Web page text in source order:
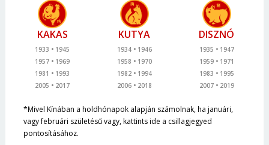
KAKAS
1933
1945
1957
1969
1981
1993
2005
2017
KUTYA
1934
1946
1958
1970
1982
1994
2006
2018
DISZNÓ
1935
1947
1959
1971
1983
1995
2007
2019
*Mivel Kínában a holdhónapok alapján számolnak, ha januári,
vagy februári születésű vagy, kattints ide a csillagjegyed
pontosításához.